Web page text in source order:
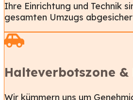
Ihre Einrichtung und Technik
gesamten Umzugs
Halteverbotszone
Wir kümmern uns um